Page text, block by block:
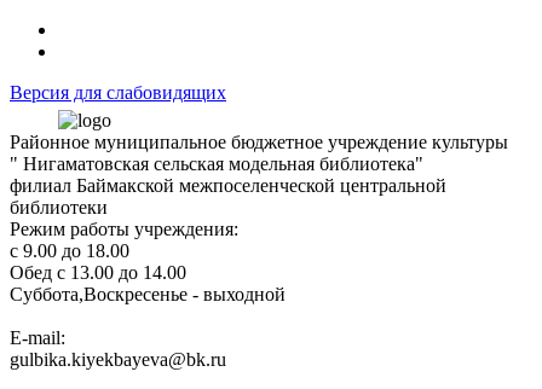
Версия для слабовидящих
Районное муниципальное бюджетное учреждение культуры
" Нигаматовская сельская модельная библиотека"
филиал Баймакской межпоселенческой центральной
библиотеки
Режим работы учреждения:
с 9.00 до 18.00
Обед с 13.00 до 14.00
Суббота,Воскресенье - выходной
Е-mail:
gulbika.kiyekbayeva@bk.ru